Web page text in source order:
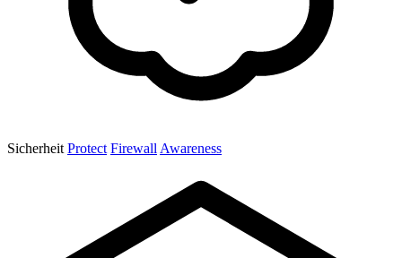
Sicherheit Protect Firewall Awareness